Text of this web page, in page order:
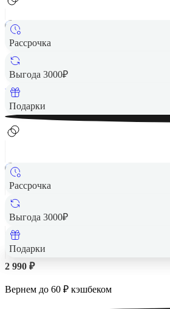
Рассрочка
Выгода 3000₽
Подарки
2 990 ₽
Вернем до
Рассрочка
Выгода 3000₽
Подарки
2 990 ₽
Вернем до 60 ₽ кэшбеком